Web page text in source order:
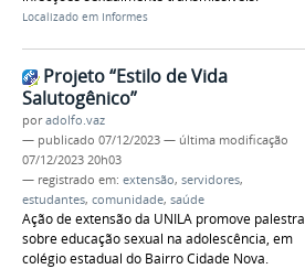
Localizado em Informes
Projeto “Estilo de Vida
Salutogênico”
poradolfo.vaz
— publicado 07/12/2023 — última modificação
07/12/2023 20h03
— registrado em: extensão, servidores,
estudantes, comunidade, saúde
Ação de extensão da UNILA promove palestra
sobre educação sexual na adolescência, em
colégio estadual do Bairro Cidade Nova.